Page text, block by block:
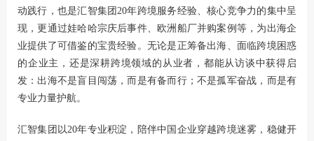
动践行，也是汇智集团20年跨境服务经验、核心竞争力的集中呈
现，更通过娃哈哈宗庆后事件、欧洲船厂并购案例等，为出海企
业提供了可借鉴的宝贵经验。无论是正筹备出海、面临跨境困惑
的企业主，还是深耕跨境领域的从业者，都能从访谈中获得启
发：出海不是盲目闯荡，而是有备而行；不是孤军奋战，而是有
专业力量护航。
汇智集团以20年专业积淀，陪伴中国企业穿越跨境迷雾，稳健开